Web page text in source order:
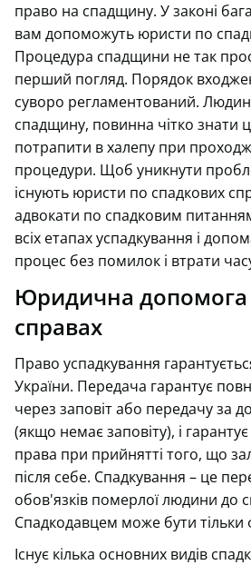
право на спадщину. У законі
вам допоможуть юристи по
Процедура спадщини не так
перший погляд. Порядок
суворо регламентований.
спадщину, повинна чітко знати
потрапити в халепу при
процедури. Щоб уникнути
існують юристи по спадкових
адвокати по спадковим
всіх етапах успадкування і
процес без помилок і втрати
Юридична допомога
справах
Право успадкування
України. Передача гарантує
через заповіт або передачу за
(якщо немає заповіту), і
права при прийнятті того, що
після себе. Спадкування – це
обов'язків померлої людини до
Спадкодавцем може бути тільки
Існує кілька основних видів